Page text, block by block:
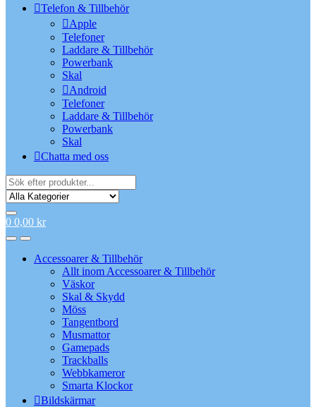
Telefon & Tillbehör
Apple
Telefoner
Laddare & Tillbehör
Powerbank
Skal
Android
Telefoner
Laddare & Tillbehör
Powerbank
Skal
Chatta med oss
Search
for:
0 0,00 kr
Accessoarer & Tillbehör
Allt inom Accessoarer & Tillbehör
Väskor
Skal & Skydd
Möss
Tangentbord
Musmattor
Gamepads
Trackballs
Webbkameror
Smarta Klockor
Bildskärmar